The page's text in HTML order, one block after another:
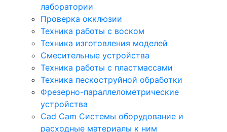
лаборатории
Проверка окклюзии
Техника работы с воском
Техника изготовления моделей
Смесительные устройства
Техника работы с пластмассами
Техника пескоструйной обработки
Фрезерно-параллелометрические
устройства
Cad Cam Системы оборудование и
расходные материалы к ним